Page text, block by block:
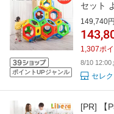
ポイントUPジャンル
セット
荷重が
育園 ジ
149,740
1,307ポ
8/10 12:00
セレ
[PR]